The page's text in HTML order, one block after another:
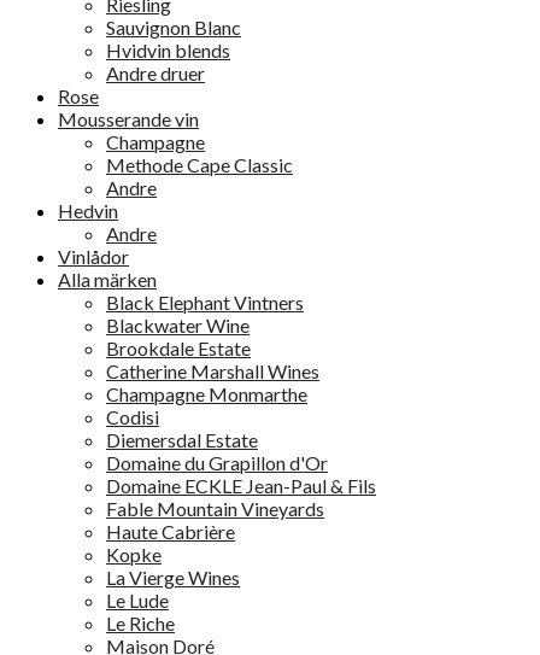
Sauvignon Blanc
Hvidvin blends
Andre druer
Rose
Mousserande vin
Champagne
Methode Cape Classic
Andre
Hedvin
Andre
Vinlådor
Alla märken
Black Elephant Vintners
Blackwater Wine
Brookdale Estate
Catherine Marshall Wines
Champagne Monmarthe
Codisi
Diemersdal Estate
Domaine du Grapillon d'Or
Domaine ECKLE Jean-Paul & Fils
Fable Mountain Vineyards
Haute Cabrière
Kopke
La Vierge Wines
Le Lude
Le Riche
Maison Doré